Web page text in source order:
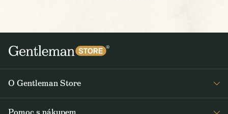
O Gentleman Store